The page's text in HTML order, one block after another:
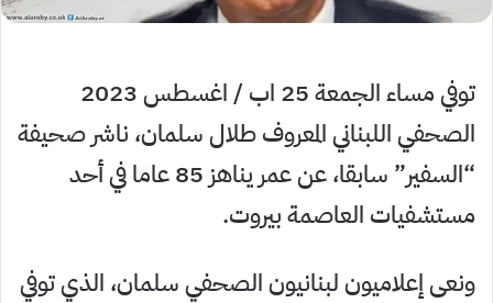
توفي مساء الجمعة 25 اب / اغسطس 2023
الصحفي اللبناني المعروف طلال سلمان، ناشر صحيفة
“السفير” سابقا، عن عمر يناهز 85 عاما في أحد
مستشفيات العاصمة بيروت.
ونعى إعلاميون لبنانيون الصحفي سلمان، الذي توفي